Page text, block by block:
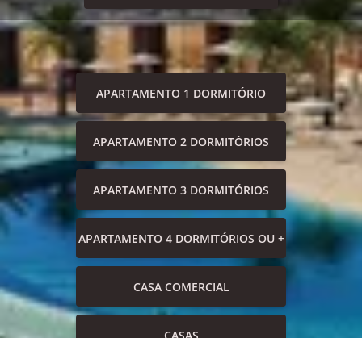
APARTAMENTO 1 DORMITÓRIO
APARTAMENTO 2 DORMITÓRIOS
APARTAMENTO 3 DORMITÓRIOS
APARTAMENTO 4 DORMITÓRIOS OU +
CASA COMERCIAL
CASAS